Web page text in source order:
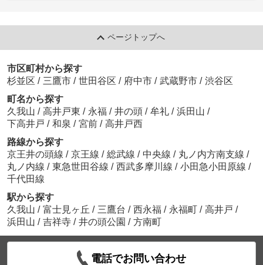
ページトップへ
市区町村から探す
杉並区 / 三鷹市 / 世田谷区 / 府中市 / 武蔵野市 / 渋谷区
町名から探す
久我山 / 高井戸東 / 永福 / 井の頭 / 牟礼 / 浜田山 /
下高井戸 / 和泉 / 宮前 / 高井戸西
路線から探す
京王井の頭線 / 京王線 / 総武線 / 中央線 / 丸ノ内方南支線 /
丸ノ内線 / 東急世田谷線 / 西武多摩川線 / 小田急小田原線 /
千代田線
駅から探す
久我山 / 富士見ヶ丘 / 三鷹台 / 西永福 / 永福町 / 高井戸 /
浜田山 / 吉祥寺 / 井の頭公園 / 方南町
電話でお問い合わせ